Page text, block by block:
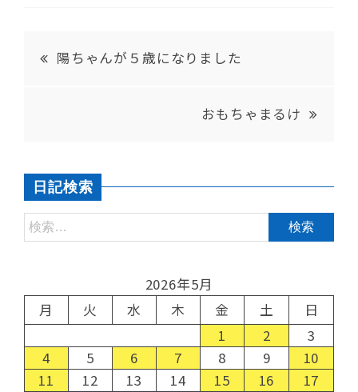
陽ちゃんが５歳になりました
おもちゃまるけ
日記検索
2026年5月
月
火 水 木 金 土
日
1
2
3
4
5 6 7 8 9
10
11
12 13 14 15 16
17